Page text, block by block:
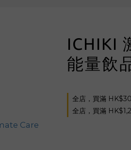
ICHIKI
能量飲
全店，買滿
全店，買滿